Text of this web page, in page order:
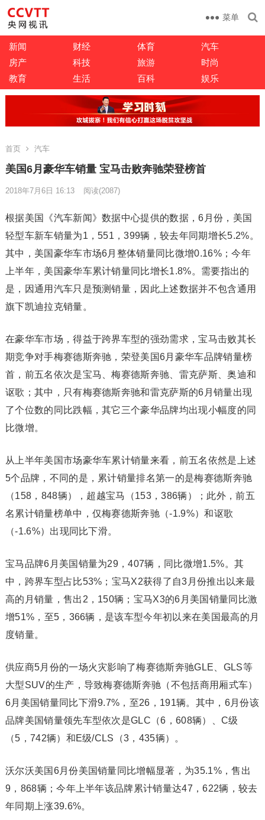
菜单
新闻 财经 体育
汽车
房产
科技 旅游
时尚
教育
生活 百科 娱乐
首页 汽车
美国6月豪华车销量 宝马击败奔驰荣登榜首
2018年7月6日 16:13 阅读(2087)
根据美国《汽车新闻》数据中心提供的数据，6月份，美国
轻型车新车销量为1，551，399辆，较去年同期增长5.2%。
其中，美国豪华车市场6月整体销量同比微增0.16%；今年
上半年，美国豪华车累计销量同比增长1.8%。需要指出的
是，因通用汽车只是预测销量，因此上述数据并不包含通用
旗下凯迪拉克销量。
在豪华车市场，得益于跨界车型的强劲需求，宝马击败其长
期竞争对手梅赛德斯奔驰，荣登美国6月豪华车品牌销量榜
首，前五名依次是宝马、梅赛德斯奔驰、雷克萨斯、奥迪和
讴歌；其中，只有梅赛德斯奔驰和雷克萨斯的6月销量出现
了个位数的同比跌幅，其它三个豪华品牌均出现小幅度的同
比微增。
从上半年美国市场豪华车累计销量来看，前五名依然是上述
5个品牌，不同的是，累计销量排名第一的是梅赛德斯奔驰
（158，848辆），超越宝马（153，386辆）；此外，前五
名累计销量榜单中，仅梅赛德斯奔驰（-1.9%）和讴歌
（-1.6%）出现同比下滑。
宝马品牌6月美国销量为29，407辆，同比微增1.5%。其
中，跨界车型占比53%；宝马X2获得了自3月份推出以来最
高的月销量，售出2，150辆；宝马X3的6月美国销量同比激
增51%，至5，366辆，是该车型今年初以来在美国最高的月
度销量。
供应商5月份的一场火灾影响了梅赛德斯奔驰GLE、GLS等
大型SUV的生产，导致梅赛德斯奔驰（不包括商用厢式车）
6月美国销量同比下滑9.7%，至26，191辆。其中，6月份该
品牌美国销量领先车型依次是GLC（6，608辆）、C级
（5，742辆）和E级/CLS（3，435辆）。
沃尔沃美国6月份美国销量同比增幅显著，为35.1%，售出
9，868辆；今年上半年该品牌累计销量达47，622辆，较去
年同期上涨39.6%。